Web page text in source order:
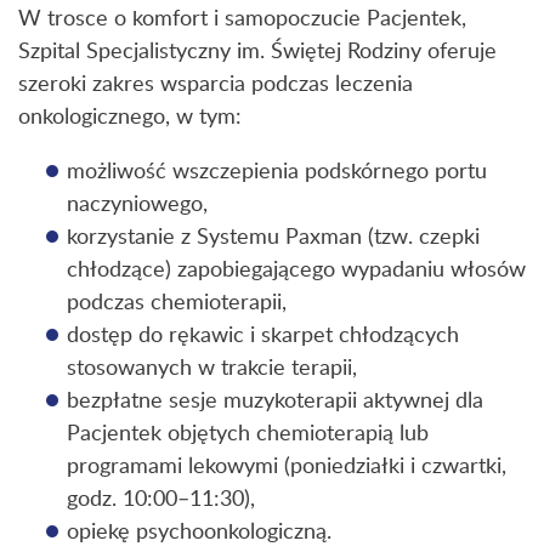
W trosce o komfort i samopoczucie Pacjentek,
Szpital Specjalistyczny im. Świętej Rodziny oferuje
szeroki zakres wsparcia podczas leczenia
onkologicznego, w tym:
możliwość wszczepienia podskórnego portu
naczyniowego,
korzystanie z Systemu Paxman (tzw. czepki
chłodzące) zapobiegającego wypadaniu włosów
podczas chemioterapii,
dostęp do rękawic i skarpet chłodzących
stosowanych w trakcie terapii,
bezpłatne sesje muzykoterapii aktywnej dla
Pacjentek objętych chemioterapią lub
programami lekowymi (poniedziałki i czwartki,
godz. 10:00–11:30),
opiekę psychoonkologiczną.